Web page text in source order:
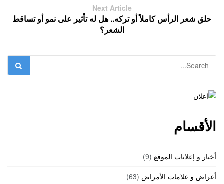
Next Article
حلق شعر الرأس كاملاً أو تركه.. هل له تأثير على نمو أو تساقط
الشعر؟
الأقسام
أخبار و إعلانات الموقع (9)
أعراض و علامات الأمراض (63)